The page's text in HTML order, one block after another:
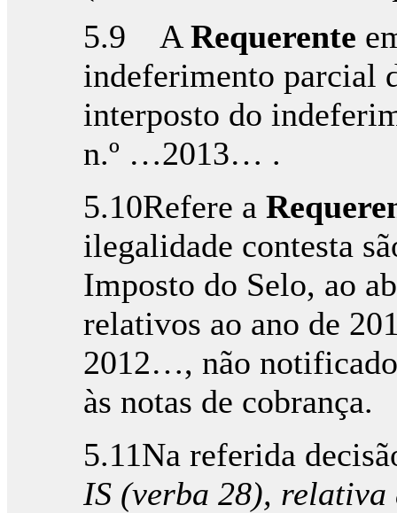
5.9 ARequerente
indeferimento parcial
interposto do
n.º …2013… .
5.10Refere a
ilegalidade contesta
Imposto do Selo, ao
relativos ao ano de
2012…, não
às notas de cobrança.
5.11Na referida
IS (verba 28), relativa